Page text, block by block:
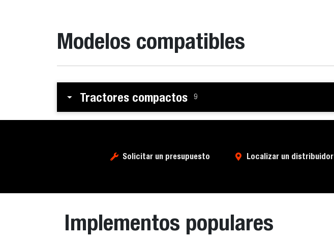
Modelos compatibles
Tractores compactos 9
Solicitar un presupuesto Localizar un distribuidor
Implementos populares